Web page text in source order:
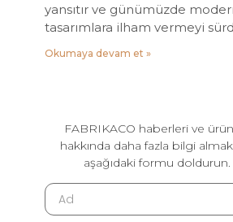
yansıtır ve günümüzde
tasarımlara ilham vermeyi
Okumaya devam et »
FABRIKACO haberleri ve
hakkında daha fazla bilgi
aşağıdaki formu doldurun.